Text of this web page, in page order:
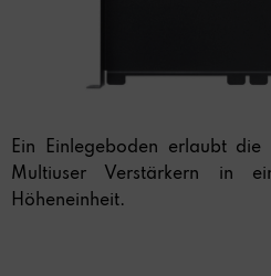
Ein Einlegeboden erlaubt
Multiuser Verstärkern in
Höheneinheit.